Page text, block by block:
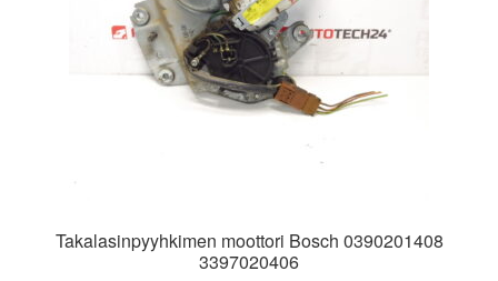
Takalasinpyyhkimen moottori Bosch 0390201408
3397020406